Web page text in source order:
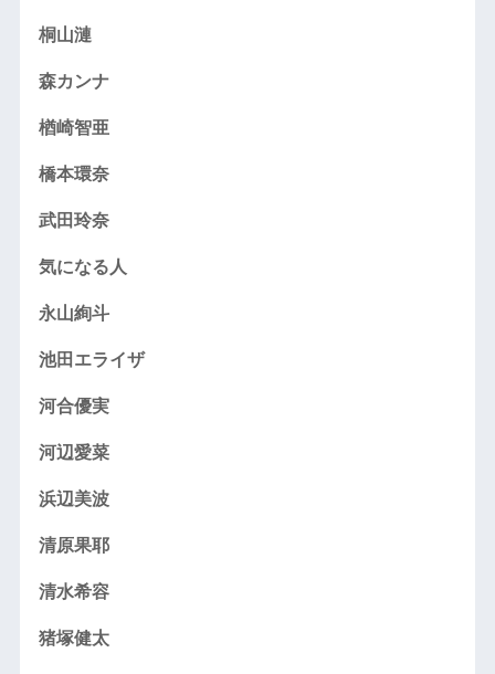
桐山漣
森カンナ
楢崎智亜
橋本環奈
武田玲奈
気になる人
永山絢斗
池田エライザ
河合優実
河辺愛菜
浜辺美波
清原果耶
清水希容
猪塚健太